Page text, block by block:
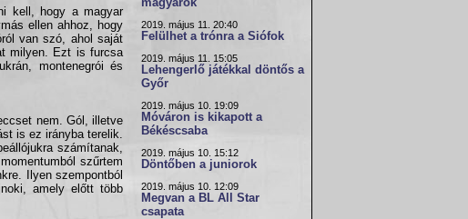
kell, hogy a magyar
ellen ahhoz, hogy
van szó, ahol saját
milyen. Ezt is furcsa
montenegrói és
nem. Gól, illetve
is ez irányba terelik.
számítanak,
szűrtem
Ilyen szempontból
amely előtt több
magyarok
2019. május 11. 20:40
Felülhet a trónra a Siófok
2019. május 11. 15:05
Lehengerlő játékkal döntős a
Győr
2019. május 10. 19:09
Móváron is kikapott a
Békéscsaba
2019. május 10. 15:12
Döntőben a juniorok
2019. május 10. 12:09
Megvan a BL All Star
csapata